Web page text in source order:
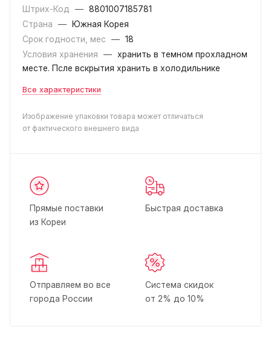
Штрих-Код
— 8801007185781
Страна
—
Южная Корея
Срок годности, мес
— 18
Условия хранения
— хранить в темном прохладном
месте. Псле вскрытия хранить в холодильнике
Все характеристики
Изображение упаковки товара может отличаться
от фактического внешнего вида
Прямые поставки
из Кореи
Быстрая доставка
Отправляем во все
города России
Система скидок
от 2% до 10%